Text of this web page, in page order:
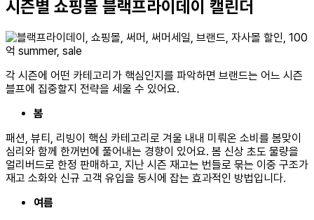
시즌별 쇼핑몰 블랙프라이데이 캘린더
각 시즌에 어떤 카테고리가 핵심인지를 파악하면 브랜드는 어느 시즌
블프에 집중할지 전략을 세울 수 있어요.
봄
패션, 뷰티, 리빙이 핵심 카테고리로 겨울 내내 미뤄온 소비를 봄맞이
심리와 함께 한꺼번에 풀어내는 경향이 있어요. 봄 신상 초도 물량을
얼리버드로 한정 판매하고, 지난 시즌 재고는 번들로 묶는 이중 구조가
재고 소화와 신규 고객 유입을 동시에 잡는 효과적인 방법입니다.
여름